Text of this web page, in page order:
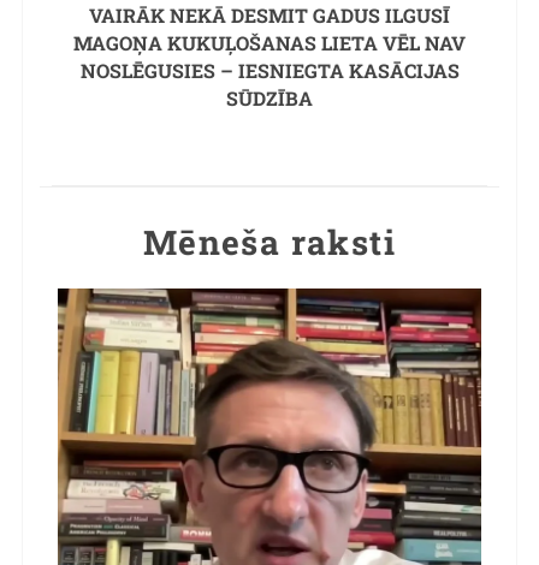
VAIRĀK NEKĀ DESMIT GADUS ILGUSĪ
MAGOŅA KUKUĻOŠANAS LIETA VĒL NAV
NOSLĒGUSIES – IESNIEGTA KASĀCIJAS
SŪDZĪBA
Mēneša raksti